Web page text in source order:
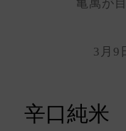
亀萬が
3月9
辛口純米